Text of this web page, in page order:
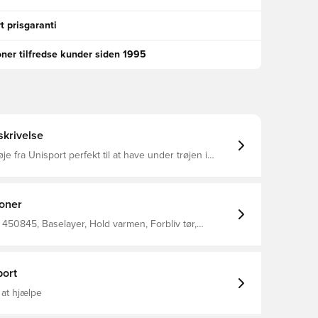
prisgaranti
tilfredse kunder siden 1995
fra Unisport perfekt til at have under trøjen i
samtidig give dig den maksimale komfort
polyester og 8% elastan.
450845, Baselayer, Hold varmen, Forbliv tør,
at hjælpe